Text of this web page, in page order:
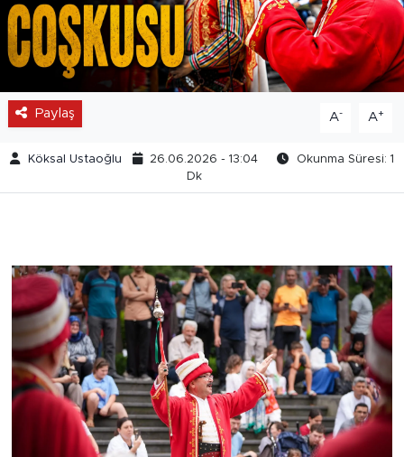
Paylaş A- A+
Köksal Ustaoğlu 26.06.2026 - 13:04
Okunma Süresi: 1
Dk
Ulusal Son Dakika Haberleri